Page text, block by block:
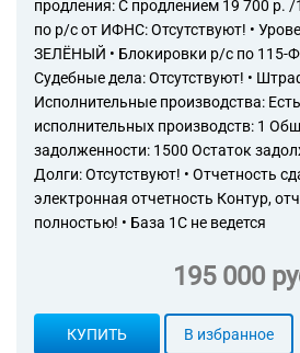
этих
74.90.9
продления: С продлением 19 700 р. /
по р/с от ИФНС: Отсутствуют! •
ЗЕЛЁНЫЙ • Блокировки р/с по 115-
Судебные дела: Отсутствуют! •
Исполнительные производства:
исполнительных производств: 1
задолженности: 1500 Остаток
Долги: Отсутствуют! • Отчетность
электронная отчетность Контур,
полностью! • База 1С не ведется
195 000
КУПИТЬ В избранное